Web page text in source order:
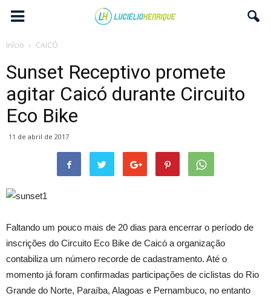
Início CAICÓ
Sunset Receptivo promete
agitar Caicó durante Circuito
Eco Bike
11 de abril de 2017
Faltando um pouco mais de 20 dias para encerrar o período de
inscrições do Circuito Eco Bike de Caicó a organização
contabiliza um número recorde de cadastramento. Até o
momento já foram confirmadas participações de ciclistas do Rio
Grande do Norte, Paraíba, Alagoas e Pernambuco, no entanto